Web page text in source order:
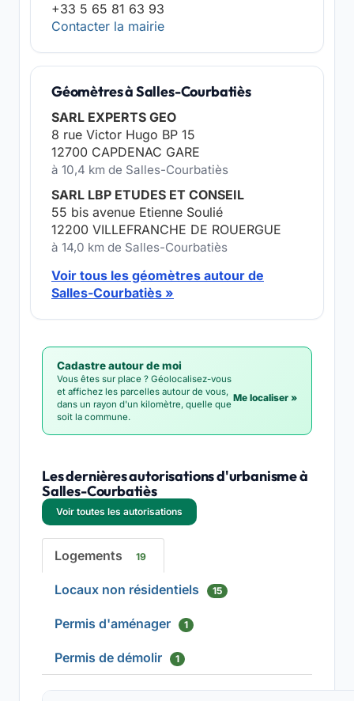
+33 5 65 81 63 93
Contacter la mairie
Géomètres à Salles-Courbatiès
SARL EXPERTS GEO
8 rue Victor Hugo BP 15
12700 CAPDENAC GARE
à 10,4 km de Salles-Courbatiès
SARL LBP ETUDES ET CONSEIL
55 bis avenue Etienne Soulié
12200 VILLEFRANCHE DE ROUERGUE
à 14,0 km de Salles-Courbatiès
Voir tous les géomètres autour de
Salles-Courbatiès »
Cadastre autour de moi
Vous êtes sur place ? Géolocalisez-vous
et affichez les parcelles autour de vous,
dans un rayon d'un kilomètre, quelle que
soit la commune.
Me localiser »
Les dernières autorisations d'urbanisme à
Salles-Courbatiès
Voir toutes les autorisations
Logements 19
Locaux non résidentiels 15
Permis d'aménager 1
Permis de démolir 1